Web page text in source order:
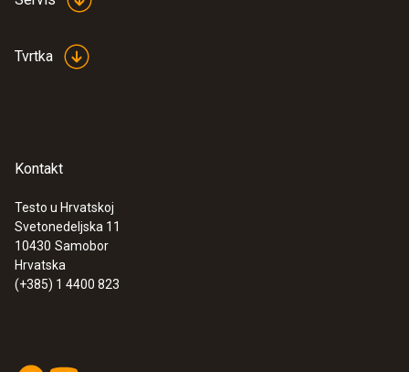
Tvrtka
Kontakt
Testo u Hrvatskoj
Svetonedeljska 11
10430 Samobor
Hrvatska
(+385) 1 4400 823